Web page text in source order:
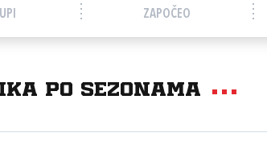
ZAPOČEO
po sezonama